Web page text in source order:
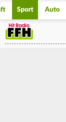
Sport Auto